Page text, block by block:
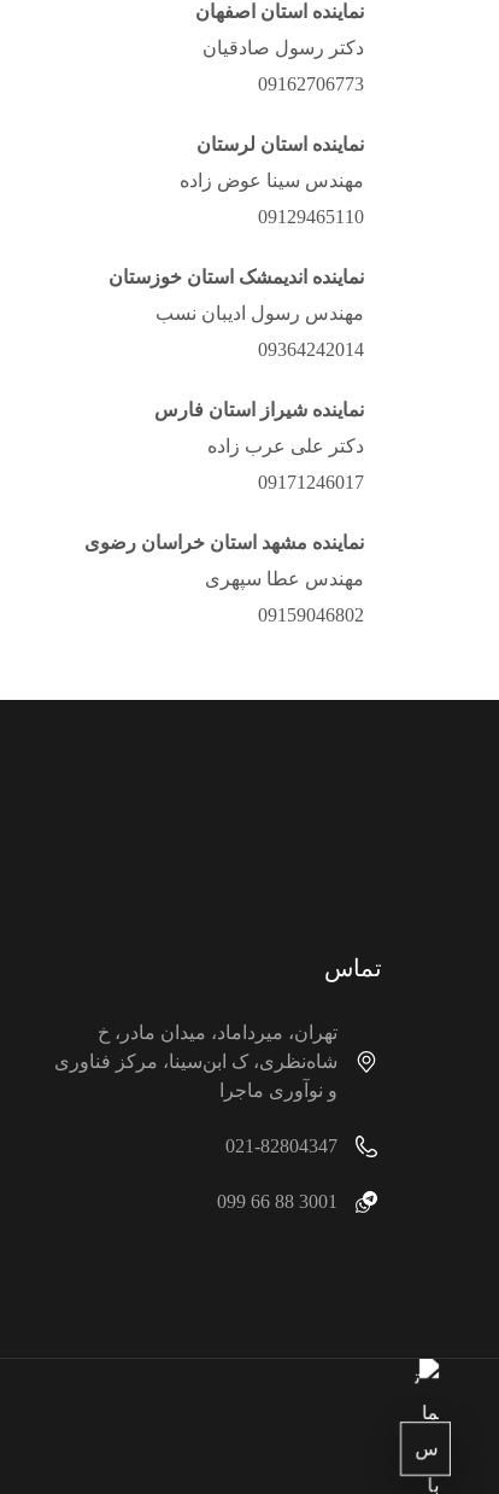
نماینده استان اصفهان
دکتر رسول صادقیان
09162706773
نماینده استان لرستان
مهندس سینا عوض زاده
09129465110
نماینده اندیمشک استان خوزستان
مهندس رسول ادیبان نسب
09364242014
نماینده شیراز استان فارس
دکتر علی عرب زاده
09171246017
نماینده مشهد استان خراسان رضوی
مهندس عطا سپهری
09159046802
تماس
تهران، میرداماد، میدان مادر، خ
شاه‌نظری، ک ابن‌سینا، مرکز فناوری
و نوآوری ماجرا
021-82804347
3001 88 66 099